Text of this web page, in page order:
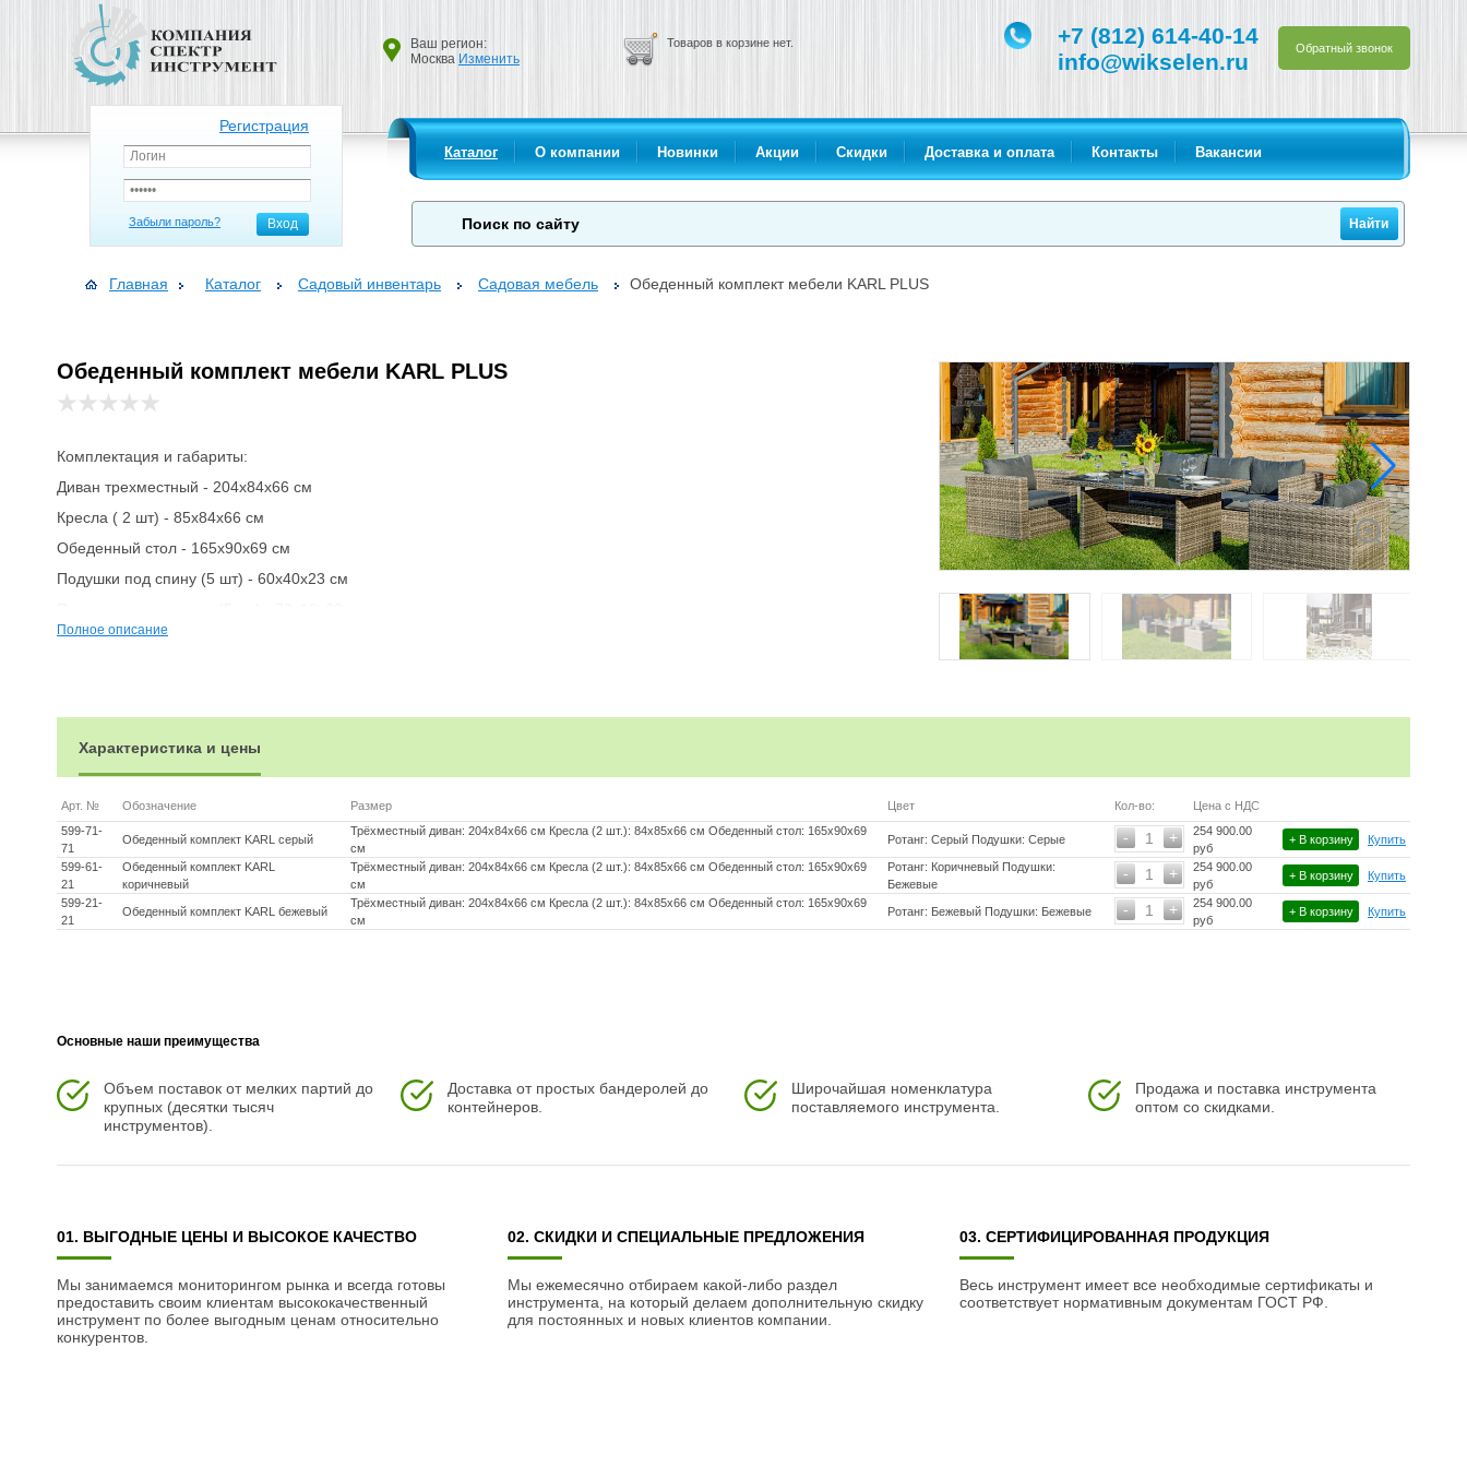
+7 (812) 614-40-14
info@wikselen.ru
Обратный звонок
Ваш регион:
Москва Изменить
Товаров в корзине нет.
Регистрация
Забыли пароль? Вход
Каталог О компании Новинки Акции Скидки Доставка и оплата Контакты Вакансии
Главная Каталог Садовый инвентарь Садовая мебель Обеденный комплект мебели KARL PLUS
Обеденный комплект мебели KARL PLUS
Комплектация и габариты:
Диван трехместный - 204х84х66 см
Кресла ( 2 шт) - 85х84х66 см
Обеденный стол - 165х90х69 см
Подушки под спину (5 шт) - 60х40х23 см
Материалы:
Материал чехла на подушки - олефин (водоотталкивающая ткань)
Материал наполнителя подушек для сидения - поролон
Цвет комплекта - Серый
Цвет подушек - Серые
Дополнительная информация:
Температурный режим - от -50?C до +50?C
цвете
Накладки на ножки - да (пластиковые)
Гарантийный срок - 1 год
Страна производитель - Китай
Полное описание
Характеристика и цены
Арт. № Обозначение Размер Цвет Кол-во:
Цена с НДС
599-71-
71
Обеденный комплект KARL серый
Трёхместный диван: 204х84х66 см Кресла (2 шт.): 84х85х66 см Обеденный стол: 165х90х69
см
Ротанг: Серый Подушки: Серые +
- 1
254 900.00
руб
+ В корзину Купить
599-61-
21
Обеденный комплект KARL
коричневый
Трёхместный диван: 204х84х66 см Кресла (2 шт.): 84х85х66 см Обеденный стол: 165х90х69
см
Ротанг: Коричневый Подушки:
Бежевые
+
- 1
254 900.00
руб
+ В корзину Купить
599-21-
21
Обеденный комплект KARL бежевый
Трёхместный диван: 204х84х66 см Кресла (2 шт.): 84х85х66 см Обеденный стол: 165х90х69
см
Ротанг: Бежевый Подушки: Бежевые +
- 1
254 900.00
руб
+ В корзину Купить
Основные наши преимущества
Объем поставок от мелких партий до
крупных (десятки тысяч
инструментов).
Доставка от простых бандеролей до
контейнеров.
Широчайшая номенклатура
поставляемого инструмента.
Продажа и поставка инструмента
оптом со скидками.
01. ВЫГОДНЫЕ ЦЕНЫ И ВЫСОКОЕ КАЧЕСТВО
Мы занимаемся мониторингом рынка и всегда готовы
предоставить своим клиентам высококачественный
инструмент по более выгодным ценам относительно
конкурентов.
02. СКИДКИ И СПЕЦИАЛЬНЫЕ ПРЕДЛОЖЕНИЯ
Мы ежемесячно отбираем какой-либо раздел
инструмента, на который делаем дополнительную скидку
для постоянных и новых клиентов компании.
03. СЕРТИФИЦИРОВАННАЯ ПРОДУКЦИЯ
Весь инструмент имеет все необходимые сертификаты и
соответствует нормативным документам ГОСТ РФ.